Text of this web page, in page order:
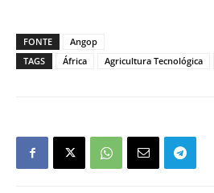
FONTE
Angop
TAGS
África Agricultura Tecnológica